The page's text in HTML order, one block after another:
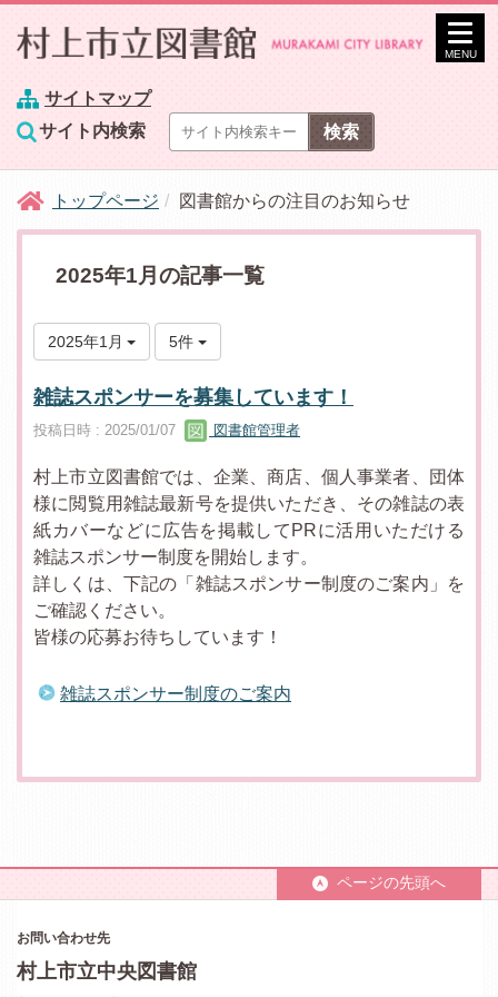
サイトマップ
サイト内検索
MENU
トップページ 図書館からの注目のお知らせ
2025年1月の記事一覧
2025年1月 5件
雑誌スポンサーを募集しています！
投稿日時 : 2025/01/07 図書館管理者
村上市立図書館では、企業、商店、個人事業者、団体
様に閲覧用雑誌最新号を提供いただき、その雑誌の表
紙カバーなどに広告を掲載してPRに活用いただける
雑誌スポンサー制度を開始します。
詳しくは、下記の「雑誌スポンサー制度のご案内」を
ご確認ください。
皆様の応募お待ちしています！
雑誌スポンサー制度のご案内
ページの先頭へ
お問い合わせ先
村上市立中央図書館